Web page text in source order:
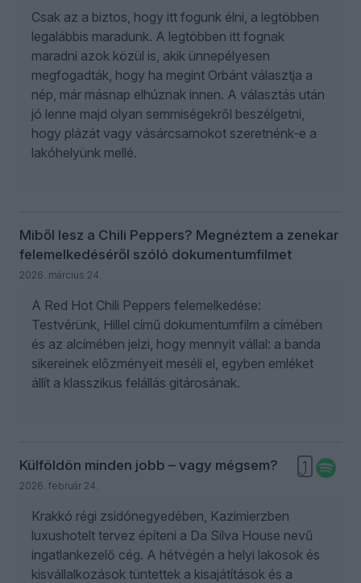
Csak az a biztos, hogy itt fogunk élni, a legtöbben
legalábbis maradunk. A legtöbben itt fognak
maradni azok közül is, akik ünnepélyesen
megfogadták, hogy ha megint Orbánt választja a
nép, már másnap elhúznak innen. A választás után
jó lenne majd olyan semmiségekről beszélgetni,
hogy plázát vagy vásárcsarnokot szeretnénk-e a
lakóhelyünk mellé.
Miből lesz a Chili Peppers? Megnéztem a zenekar
felemelkedéséről szóló dokumentumfilmet
2026. március 24.
A Red Hot Chili Peppers felemelkedése:
Testvérünk, Hillel című dokumentumfilm a címében
és az alcímében jelzi, hogy mennyit vállal: a banda
sikereinek előzményeit meséli el, egyben emléket
állít a klasszikus felállás gitárosának.
Külföldön minden jobb – vagy mégsem?
2026. február 24.
1
Krakkó régi zsidónegyedében, Kazimierzben
luxushotelt tervez építeni a Da Silva House nevű
ingatlankezelő cég. A hétvégén a helyi lakosok és
kisvállalkozások tüntettek a kisajátítások és a